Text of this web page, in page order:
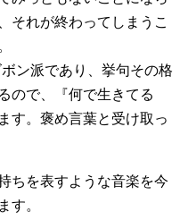
それが終わってしまうこ
ン派であり、挙句その格
ので、『何で生きてる
す。褒め言葉と受け取っ
ちを表すような音楽を今
す。